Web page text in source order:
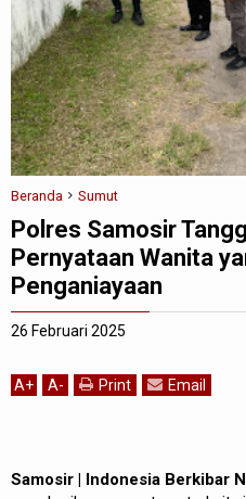
Beranda Sumut
Polres Samosir
Pernyataan Wanita
Penganiayaan
26 Februari 2025
A+ A- Print Email
Samosir | Indonesia Berkibar
ADVETORIAL
REDAKSI